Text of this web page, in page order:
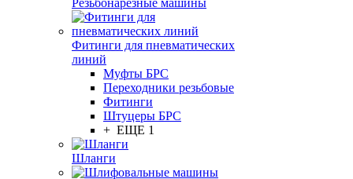
Резьбонарезные машины
Фитинги для пневматических
линий
Муфты БРС
Переходники резьбовые
Фитинги
Штуцеры БРС
+ ЕЩЕ 1
Шланги